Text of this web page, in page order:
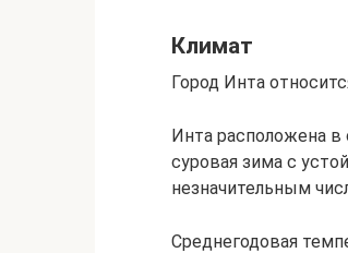
Климат
Город Инта
Инта расположена в
суровая зима с
незначительным
Среднегодовая